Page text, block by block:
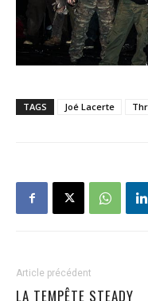
TAGS Joé Lacerte
Article précédent
LA TEMPÊTE STEADY